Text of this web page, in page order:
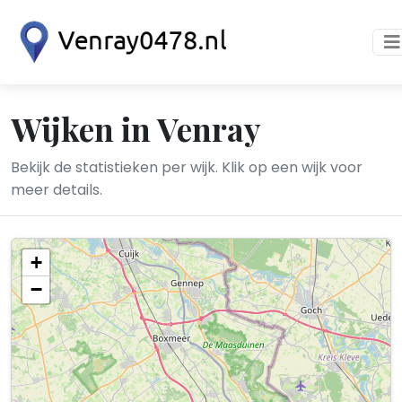
Wijken in Venray
Bekijk de statistieken per wijk. Klik op een wijk voor
meer details.
+
−